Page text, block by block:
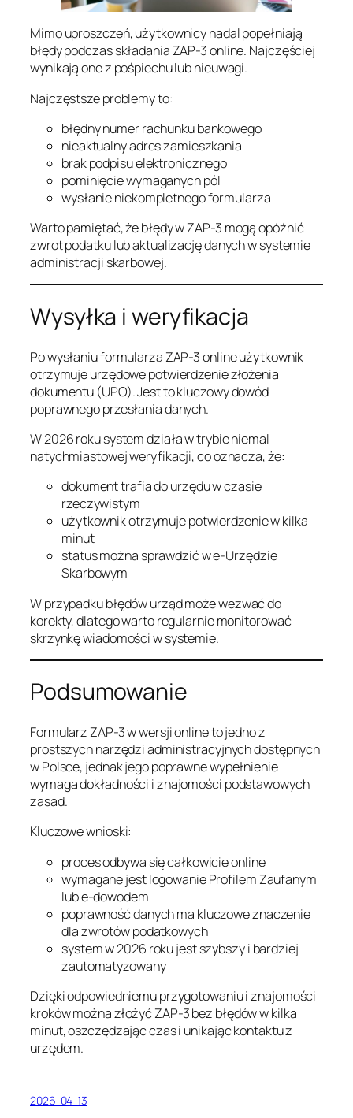
Mimo uproszczeń, użytkownicy nadal popełniają
błędy podczas składania ZAP-3 online. Najczęściej
wynikają one z pośpiechu lub nieuwagi.
Najczęstsze problemy to:
błędny numer rachunku bankowego
nieaktualny adres zamieszkania
brak podpisu elektronicznego
pominięcie wymaganych pól
wysłanie niekompletnego formularza
Warto pamiętać, że błędy w ZAP-3 mogą opóźnić
zwrot podatku lub aktualizację danych w systemie
administracji skarbowej.
Wysyłka i weryfikacja
Po wysłaniu formularza ZAP-3 online użytkownik
otrzymuje urzędowe potwierdzenie złożenia
dokumentu (UPO). Jest to kluczowy dowód
poprawnego przesłania danych.
W 2026 roku system działa w trybie niemal
natychmiastowej weryfikacji, co oznacza, że:
dokument trafia do urzędu w czasie
rzeczywistym
użytkownik otrzymuje potwierdzenie w kilka
minut
status można sprawdzić w e-Urzędzie
Skarbowym
W przypadku błędów urząd może wezwać do
korekty, dlatego warto regularnie monitorować
skrzynkę wiadomości w systemie.
Podsumowanie
Formularz ZAP-3 w wersji online to jedno z
prostszych narzędzi administracyjnych dostępnych
w Polsce, jednak jego poprawne wypełnienie
wymaga dokładności i znajomości podstawowych
zasad.
Kluczowe wnioski:
proces odbywa się całkowicie online
wymagane jest logowanie Profilem Zaufanym
lub e-dowodem
poprawność danych ma kluczowe znaczenie
dla zwrotów podatkowych
system w 2026 roku jest szybszy i bardziej
zautomatyzowany
Dzięki odpowiedniemu przygotowaniu i znajomości
kroków można złożyć ZAP-3 bez błędów w kilka
minut, oszczędzając czas i unikając kontaktu z
urzędem.
2026-04-13